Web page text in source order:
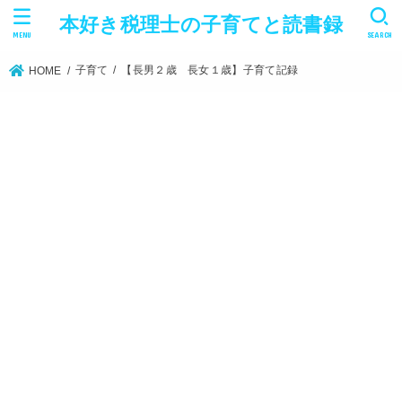
本好き税理士の子育てと読書録 SEARCH
MENU
HOME 子育て 【長男２歳 長女１歳】子育て記録